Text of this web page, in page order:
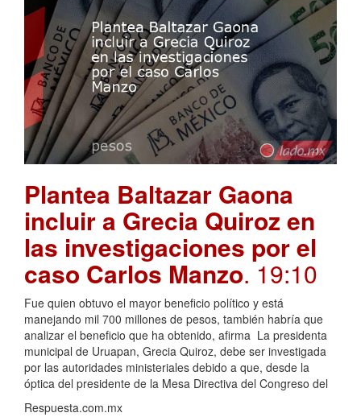
Plantea Baltazar Gaona
incluir a Grecia Quiroz en
las investigaciones por el
caso Carlos Manzo. 19:10
Fue quien obtuvo el mayor beneficio político y está
manejando mil 700 millones de pesos, también habría que
analizar el beneficio que ha obtenido, afirma La presidenta
municipal de Uruapan, Grecia Quiroz, debe ser investigada
por las autoridades ministeriales debido a que, desde la
óptica del presidente de la Mesa Directiva del Congreso del
Respuesta.com.mx